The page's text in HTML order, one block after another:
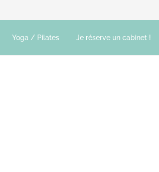
Yoga / Pilates Je réserve un cabinet !